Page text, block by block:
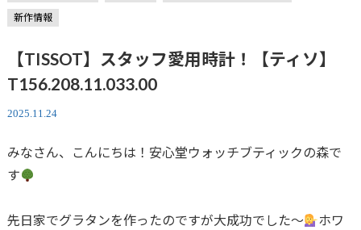
新作情報
【TISSOT】スタッフ愛用時計！【ティソ】
T156.208.11.033.00
2025.11.24
みなさん、こんにちは！安心堂ウォッチブティックの森で
す
先日家でグラタンを作ったのですが大成功でした〜
ホワ